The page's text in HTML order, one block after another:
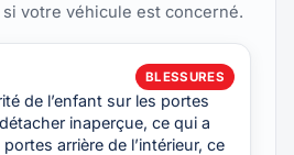
votre véhicule est concerné.
BLESSURES
de l’enfant sur les portes
inaperçue, ce qui a
arrière de l’intérieur, ce